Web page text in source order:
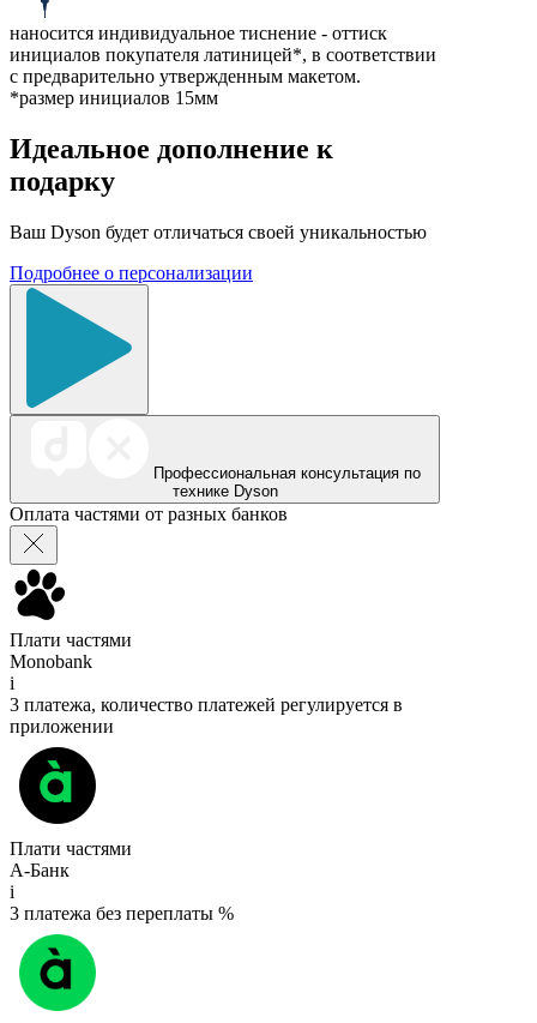
наносится индивидуальное тиснение - оттиск
инициалов покупателя латиницей*, в соответствии
с предварительно утвержденным макетом.
*размер инициалов 15мм
Идеальное дополнение к
подарку
Ваш Dyson будет отличаться своей уникальностью
Подробнее о персонализации
Профессиональная консультация по
технике Dyson
Оплата частями от разных банков
Плати частями
Monobank
i
3 платежа, количество платежей регулируется в
приложении
Плати частями
А-Банк
i
3 платежа без переплаты %